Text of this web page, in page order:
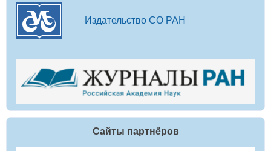
Издательство СО РАН
Сайты партнёров